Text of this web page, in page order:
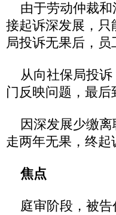
由于劳动仲裁和
接起诉深发展，
局投诉无果后，
从向社保局投诉
门反映问题，最
因深发展少缴离
走两年无果，终起
焦点
庭审阶段，被告